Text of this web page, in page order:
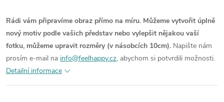
Rádi vám připravíme obraz přímo na míru. Můžeme vytvořit úplně
nový motiv podle vašich představ nebo vylepšit nějakou vaší
fotku, můžeme upravit rozměry (v násobcích 10cm). Napište nám
prosím e-mail na info@feelhappy.cz, abychom si potvrdili možnosti.
Detailní informace